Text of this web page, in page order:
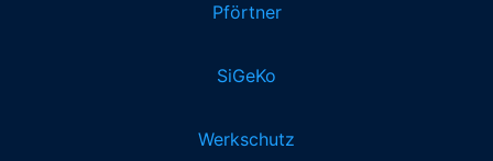
Pförtner
SiGeKo
Werkschutz